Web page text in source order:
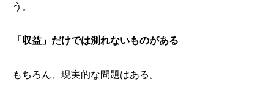
う。
「収益」だけでは測れないものがある
もちろん、現実的な問題はある。